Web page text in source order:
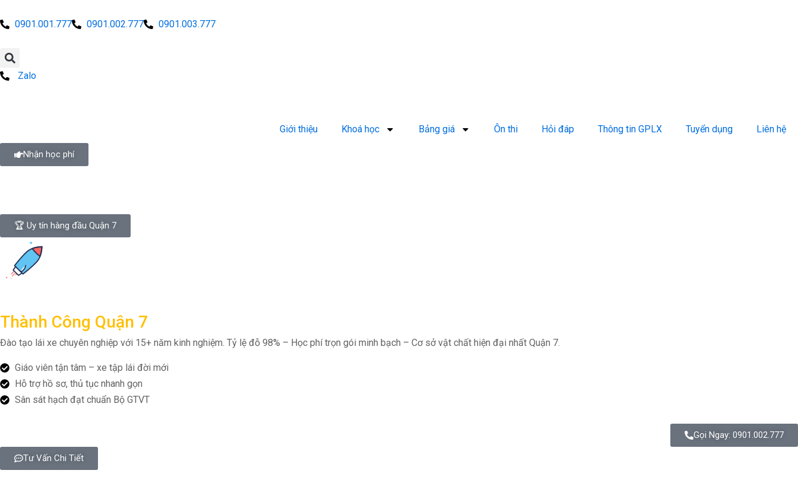
0901.001.777 0901.002.777 0901.003.777
Zalo
Giới thiệu Khoá học Bảng giá Ôn thi Hỏi đáp Thông tin GPLX Tuyển dụng Liên hệ
Nhận học phí
🏆 Uy tín hàng đầu Quận 7
Thành Công Quận 7
Đào tạo lái xe chuyên nghiệp với 15+ năm kinh nghiệm. Tỷ lệ đỗ 98% – Học phí trọn gói minh bạch – Cơ sở vật chất hiện đại nhất Quận 7.
Giáo viên tận tâm – xe tập lái đời mới
Hỗ trợ hồ sơ, thủ tục nhanh gọn
Sân sát hạch đạt chuẩn Bộ GTVT
Gọi Ngay: 0901.002.777
Tư Vấn Chi Tiết